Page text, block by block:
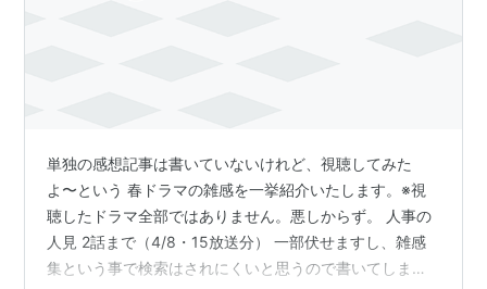
単独の感想記事は書いていないけれど、視聴してみた
よ〜という 春ドラマの雑感を一挙紹介いたします。※視
聴したドラマ全部ではありません。悪しからず。 人事の
人見 2話まで（4/8・15放送分） 一部伏せますし、雑感
集という事で検索はされにくいと思うので書いてしまう